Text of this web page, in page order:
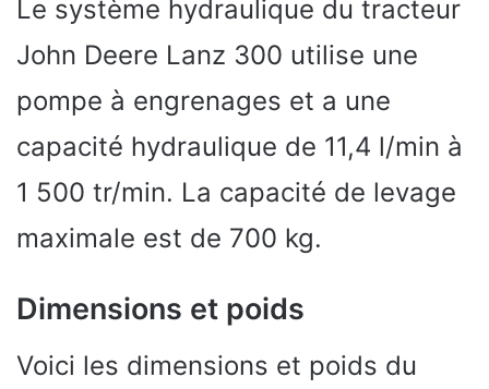
Le système hydraulique du tracteur
John Deere Lanz 300 utilise une
pompe à engrenages et a une
capacité hydraulique de 11,4 l/min à
1 500 tr/min. La capacité de levage
maximale est de 700 kg.
Dimensions et poids
Voici les dimensions et poids du